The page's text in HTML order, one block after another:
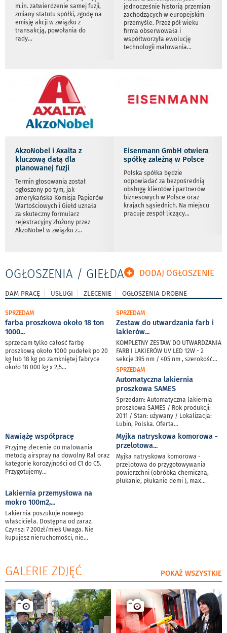
m.in. zatwierdzenie samej fuzji,
zmiany statutu spółki, zgodę na
emisję akcji w związku z
transakcją, powołania do
rady...
jednocześnie historią przemian
zachodzących w europejskim
przemyśle. Przez pół wieku
firma obserwowała i
współtworzyła ewolucję
technologii malowania...
AkzoNobel i Axalta z
kluczową datą dla
planowanej fuzji
Termin głosowania został
ogłoszony po tym, jak
amerykańska Komisja Papierów
Wartościowych i Giełd uznała
za skuteczny formularz
rejestracyjny złożony przez
AkzoNobel w związku z...
Eisenmann GmbH otwiera
spółkę zależną w Polsce
Polska spółka będzie
odpowiadać za bezpośrednią
obsługę klientów i partnerów
biznesowych w Polsce oraz
krajach sąsiednich. Na miejscu
pracuje zespół liczący...
OGŁOSZENIA / GIEŁDA
DAM PRACĘ USŁUGI ZLECENIE OGŁOSZENIA DROBNE
+ DODAJ OGŁOSZENIE
SPRZEDAM
farba proszkowa około 18 ton
1000...
sprzedam tylko całość farbę
proszkową około 1000 pudełek po 20
kg lub 18 kg po zamkniętej fabryce
około 18 000 kg x 2,5...
SPRZEDAM
Zestaw do utwardzania farb i
lakierów...
KOMPLETNY ZESTAW DO UTWARDZANIA
FARB I LAKIERÓW UV LED 12W - 2
sekcje 395 nm / 405 nm , szerokość...
SPRZEDAM
Automatyczna lakiernia
proszkowa SAMES
Sprzedam: Automatyczna lakiernia
proszkowa SAMES / Rok produkcji:
2011 / Stan: używany / Lokalizacja:
Lubin, Polska. Oferta...
Nawiążę współpracę
Przyjmę zlecenie do malowania
metodą airspray na dowolny Ral oraz
kategorie korozyjności od C1 do C5.
Przygotujemy...
Myjka natryskowa komorowa -
przelotowa...
Myjka natryskowa komorowa -
przelotowa do przygotowywania
powierzchni (obróbka chemiczna,
płukanie, płukanie demi ), max...
Lakiernia przemysłowa na
mokro 100m2,...
Lakiernia poszukuje nowego
właściciela. Dostępna od zaraz.
Czynsz: 7 200zł/mieś Uwaga. Nie
kupujesz nieruchomości, nie...
GALERIE ZDJĘĆ POKAŻ WSZYSTKIE